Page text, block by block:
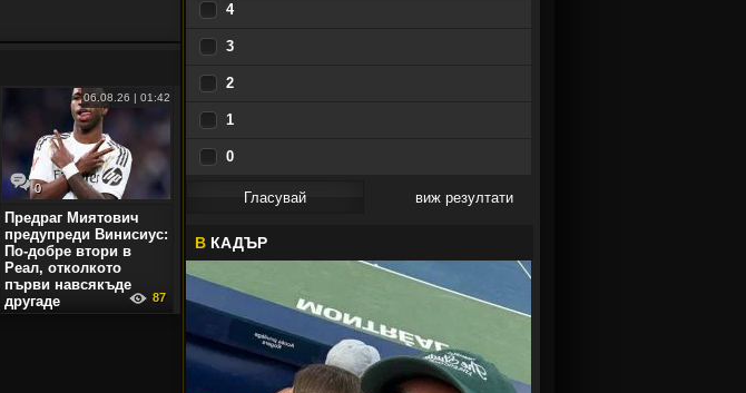
0
06.08.26 | 01:42
Предраг Миятович
предупреди Винисиус:
По-добре втори в
Реал, отколкото
първи навсякъде
другаде
87
4
3
2
1
0
виж резултати
В КАДЪР